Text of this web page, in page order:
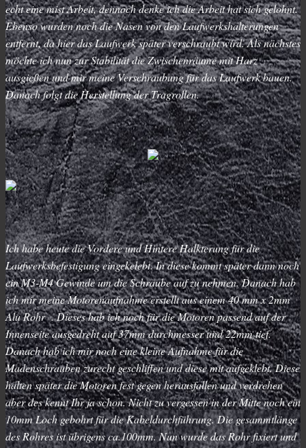
echt eine mist Arbeit, dennoch denke ich die Arbeit hat sich gelohnt.
Ebenso wurden noch die Nasen von den Laufwerkshalterungen
entfernt, da hier das Laufwerk später verschraubt wird. Als nächstes
möchte ich nun zur Stabilität die Zwischenräume mit Harz
ausgießen und mir meine Verschraubung für das Laufwerk bauen.
Danach folgt die Herstellung der Tragrollen.
Ich habe heute die Vordere und Hintere Halkterung für die
Laufwerksbefestigung eingekelebt. In diese kommt später dann noch
ein M3-M4 Gewinde um die Schraube auf zu nehmen. Danach hab
ich mir meine Motorenaufnahme erstellt aus einem 40 mm x 2mm
Alu Rohr . Dieses hab ich noch für die Motoren passend auf der
Innenseite ausgedreht auf 37mm durchmesser und 22mm tief.
Danach hab ich mir noch eine kleine Aufnahme für die
Madenschrauben zurecht geschliffen und diese mit aufgeklebt. Diese
halten später die Motoren fest gegen herausfallen und verdrehen
aber des kennt Ihr ja schon. Nicht zu vergessen in der Mitte noch ein
10mm Loch gebohrt für die Kabeldurchführung. Die gesammtlänge
des Rohres ist übrigens ca.100mm. Nun wurde das Rohr fixiert und